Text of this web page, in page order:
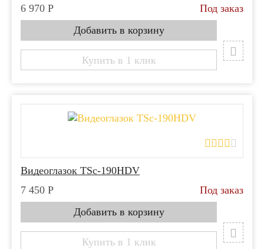
6 970 Р Под заказ
Купить в 1 клик
Видеоглазок TSc-190HDV
7 450 Р Под заказ
Купить в 1 клик